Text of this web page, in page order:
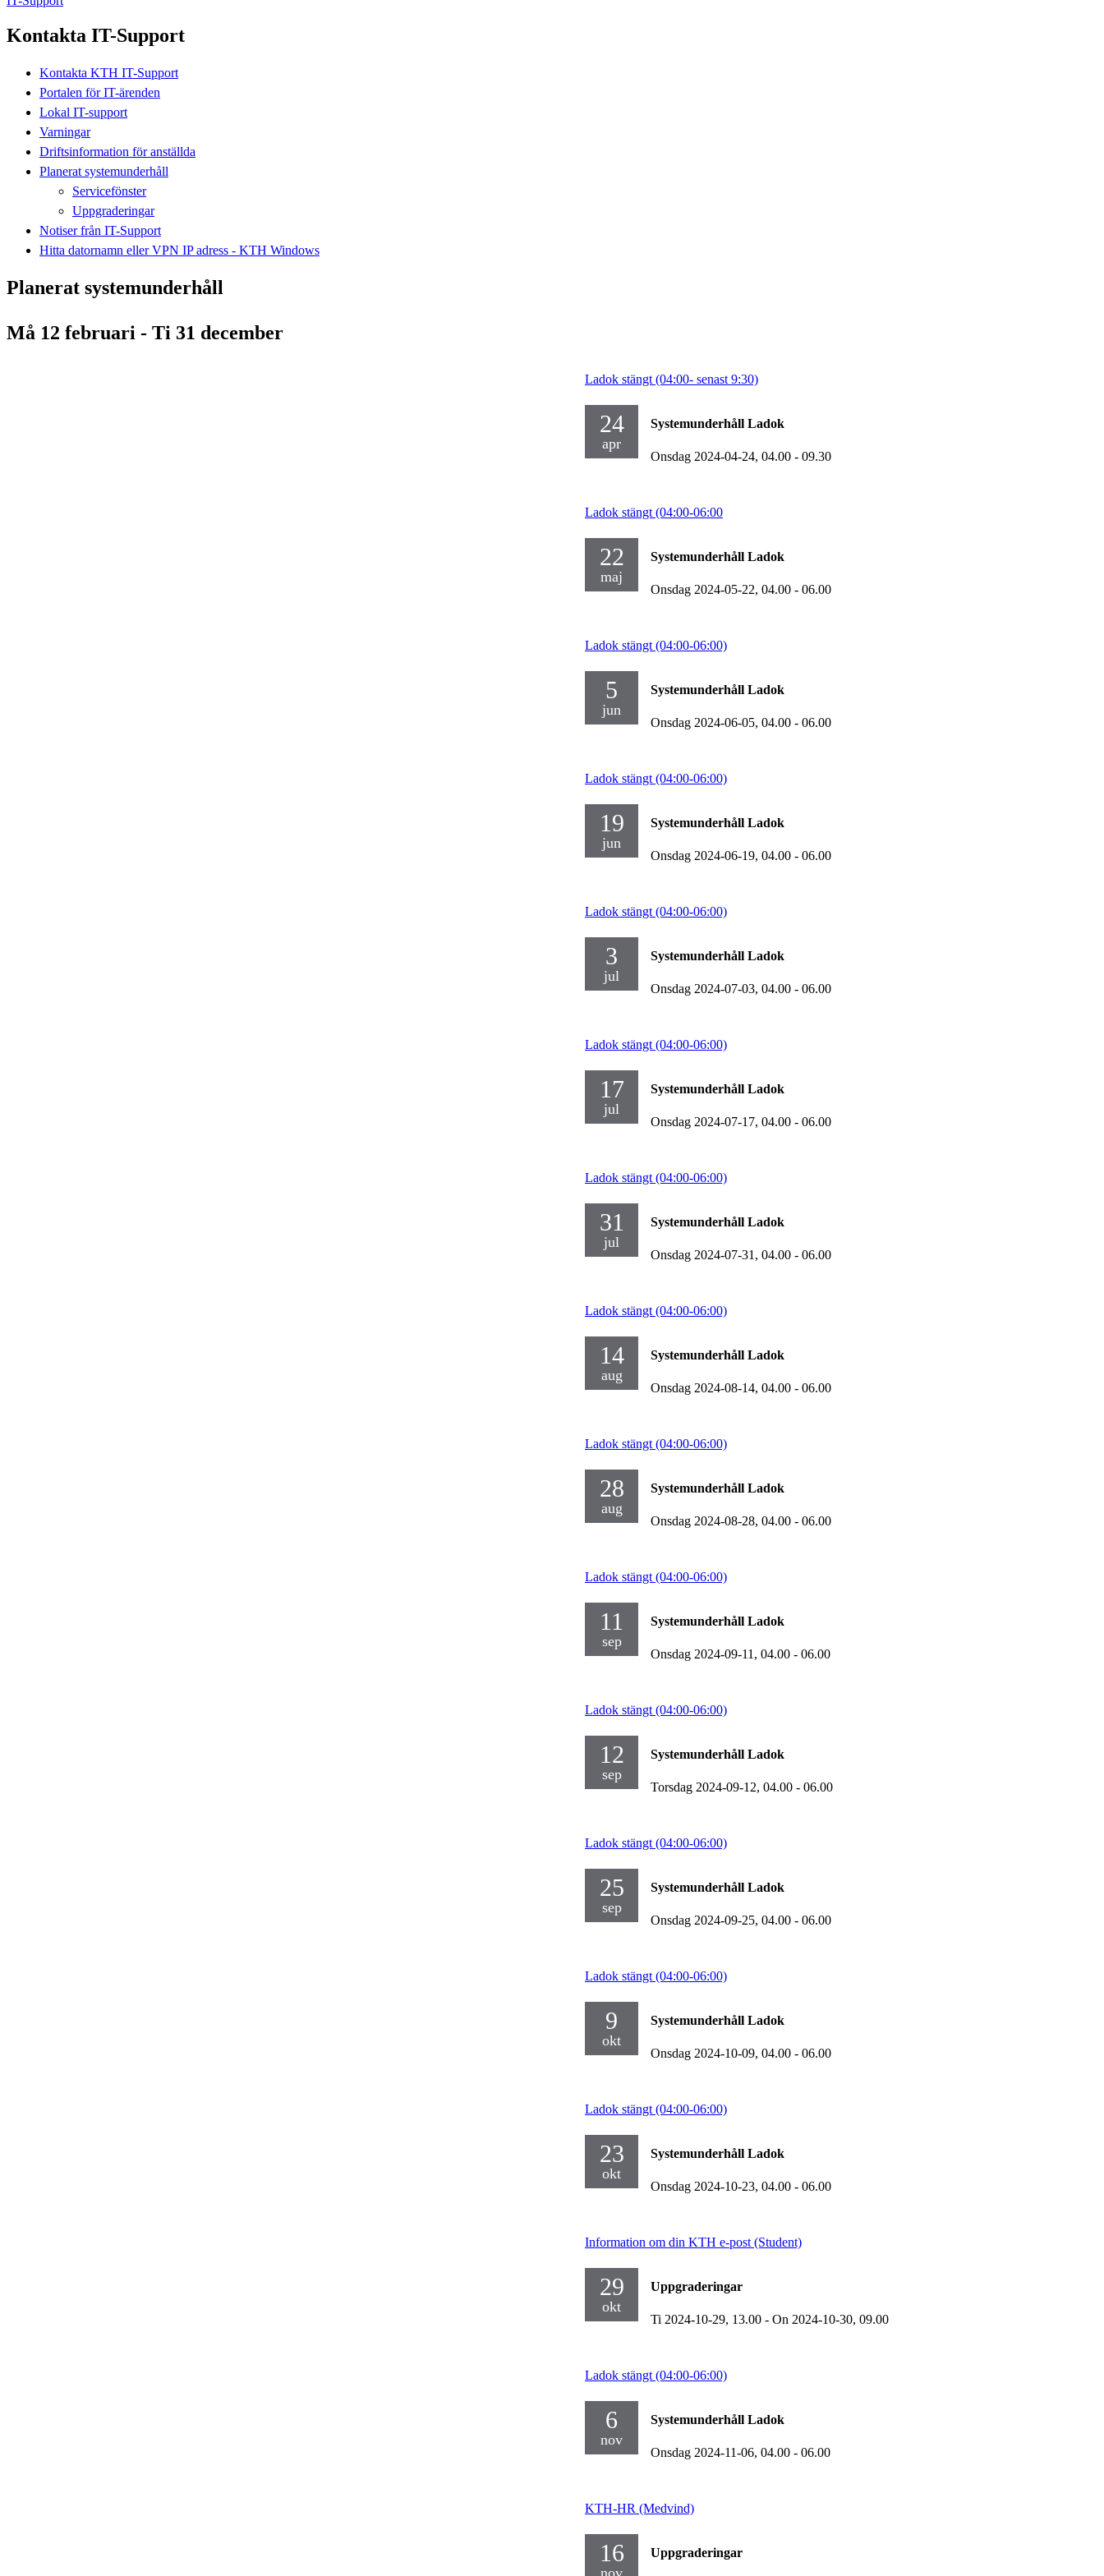
Kontakta IT-Support
Kontakta KTH IT-Support
Portalen för IT-ärenden
Lokal IT-support
Varningar
Driftsinformation för anställda
Planerat systemunderhåll
Servicefönster
Uppgraderingar
Notiser från IT-Support
Hitta datornamn eller VPN IP adress - KTH Windows
Planerat systemunderhåll
Må 12 februari - Ti 31 december
Ladok stängt (04:00- senast 9:30)
24
apr
Systemunderhåll Ladok
Onsdag 2024-04-24, 04.00 - 09.30
Ladok stängt (04:00-06:00
22
maj
Systemunderhåll Ladok
Onsdag 2024-05-22, 04.00 - 06.00
Ladok stängt (04:00-06:00)
5
jun
Systemunderhåll Ladok
Onsdag 2024-06-05, 04.00 - 06.00
Ladok stängt (04:00-06:00)
19
jun
Systemunderhåll Ladok
Onsdag 2024-06-19, 04.00 - 06.00
Ladok stängt (04:00-06:00)
3
jul
Systemunderhåll Ladok
Onsdag 2024-07-03, 04.00 - 06.00
Ladok stängt (04:00-06:00)
17
jul
Systemunderhåll Ladok
Onsdag 2024-07-17, 04.00 - 06.00
Ladok stängt (04:00-06:00)
31
jul
Systemunderhåll Ladok
Onsdag 2024-07-31, 04.00 - 06.00
Ladok stängt (04:00-06:00)
14
aug
Systemunderhåll Ladok
Onsdag 2024-08-14, 04.00 - 06.00
Ladok stängt (04:00-06:00)
28
aug
Systemunderhåll Ladok
Onsdag 2024-08-28, 04.00 - 06.00
Ladok stängt (04:00-06:00)
11
sep
Systemunderhåll Ladok
Onsdag 2024-09-11, 04.00 - 06.00
Ladok stängt (04:00-06:00)
12
sep
Systemunderhåll Ladok
Torsdag 2024-09-12, 04.00 - 06.00
Ladok stängt (04:00-06:00)
25
sep
Systemunderhåll Ladok
Onsdag 2024-09-25, 04.00 - 06.00
Ladok stängt (04:00-06:00)
9
okt
Systemunderhåll Ladok
Onsdag 2024-10-09, 04.00 - 06.00
Ladok stängt (04:00-06:00)
23
okt
Systemunderhåll Ladok
Onsdag 2024-10-23, 04.00 - 06.00
Information om din KTH e-post (Student)
29
okt
Uppgraderingar
Ti 2024-10-29, 13.00 - On 2024-10-30, 09.00
Ladok stängt (04:00-06:00)
6
nov
Systemunderhåll Ladok
Onsdag 2024-11-06, 04.00 - 06.00
KTH-HR (Medvind)
16 Uppgraderingar